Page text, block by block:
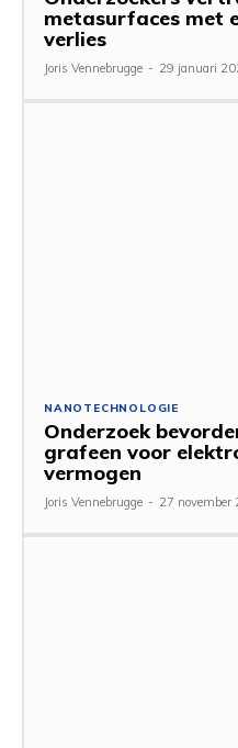
metasurfaces met
verlies
Joris Vennebrugge - 29 januari
NANOTECHNOLOGIE
Onderzoek
grafeen voor
vermogen
Joris Vennebrugge - 27 november